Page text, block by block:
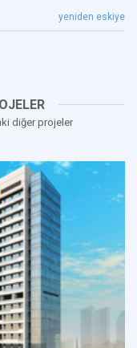
yeniden eskiye
diğer projeler